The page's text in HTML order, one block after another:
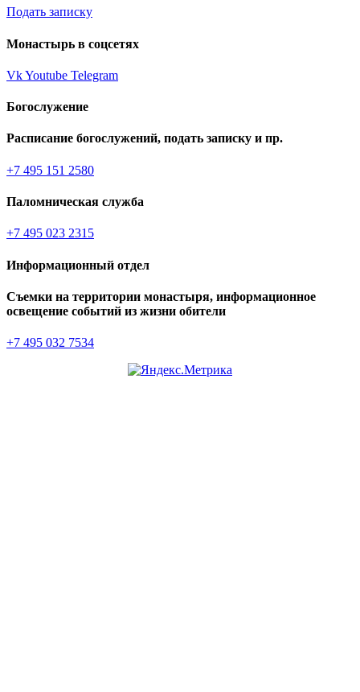
Подать записку
Монастырь в соцсетях
VkYoutube Telegram
Богослужение
Расписание богослужений, подать записку и пр.
+7 495 151 2580
Паломническая служба
+7 495 023 2315
Информационный отдел
Съемки на территории монастыря, информационное
освещение событий из жизни обители
+7 495 032 7534